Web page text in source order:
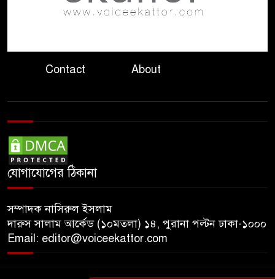
নদীদূষণ রোধে পরিকল্পনা তৈরির
গণমাধ্যমের স্বার্থ রক্ষায় সাংবাদিক,
করতে হবে: তথ্যমন্ত্রী
১০
Contact About
যোগাযোগের ঠিকানা
সম্পাদক নাসিরুল ইসলাম
দারুস সালাম আর্কেড (১০মতলা) ১৪, পুরানা পল্টন ঢাকা-১০০০
Email: editor@voiceekattor.com